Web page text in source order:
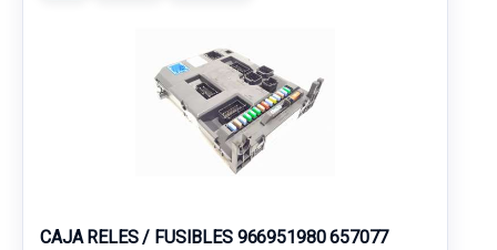
CAJA RELES / FUSIBLES 966951980 657077